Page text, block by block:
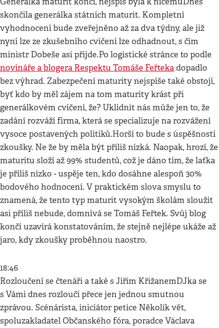
skončila generálka státních maturit. Kompletní
vyhodnocení bude zveřejněno až za dva týdny, ale již
nyní lze ze zkušebního cvičení lze odhadnout, s čím
ministr Dobeše asi přijde.Po logistické stránce to podle
novináře a blogera Respektu Tomáše Feřtekadopadlo
bez výhrad. Zabezpečení maturity nejspíše také obstojí,
byť kdo by měl zájem na tom maturity krást při
generálkovém cvičení, že? Uklidnit nás může jen to, že
zadání rozváží firma, která se specializuje na rozvážení
vysoce postavených politiků.Horší to bude s úspěšností
zkoušky. Ne že by měla být příliš nízká. Naopak, hrozí, že
maturitu složí až 99% studentů, což je dáno tím, že laťka
je příliš nízko - uspěje ten, kdo dosáhne alespoň 30%
bodového hodnocení. V praktickém slova smyslu to
znamená, že tento typ maturit vysokým školám sloužit
asi příliš nebude, domnívá se Tomáš Feřtek. Svůj blog
končí uzavírá konstatováním, že stejně nejlépe ukáže až
jaro, kdy zkoušky proběhnou naostro.
18:46
Rozloučení se čtenáři a také s Jiřím KřižanemDJka se
s Vámi dnes rozloučí přece jen jednou smutnou
zprávou. Scénárista, iniciátor petice Několik vět,
spoluzakladatel Občanského fóra, poradce Václava